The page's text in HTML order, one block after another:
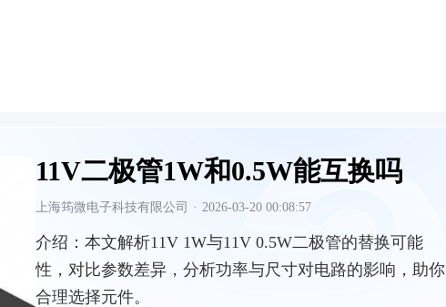
11V二极管1W和0.5W能互换吗
上海筠微电子科技有限公司 · 2026-03-20 00:08:57
介绍： 本文解析11V 1W与11V 0.5W二极管的替换可能
性，对比参数差异，分析功率与尺寸对电路的影响，助你
合理选择元件。